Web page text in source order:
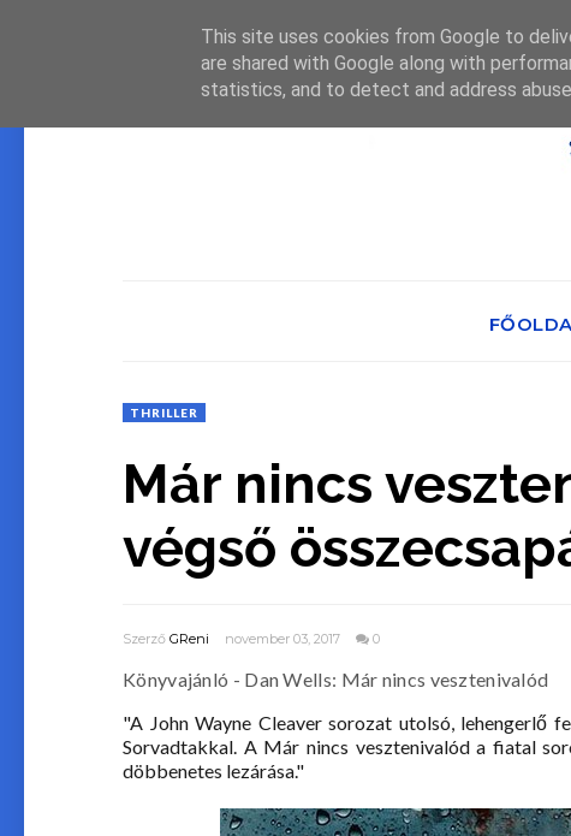
THRILLER
Már ​nincs
végső
Szerző GReni november 03, 2017 0
Könyvajánló - Dan Wells: Már ​nincs vesztenivalód
"A John Wayne Cleaver sorozat utolsó, lehengerlő
Sorvadtakkal. A Már nincs vesztenivalód a fiatal
döbbenetes lezárása."
This site uses cookies from Google to
are shared with Google along with
statistics, and to detect and address